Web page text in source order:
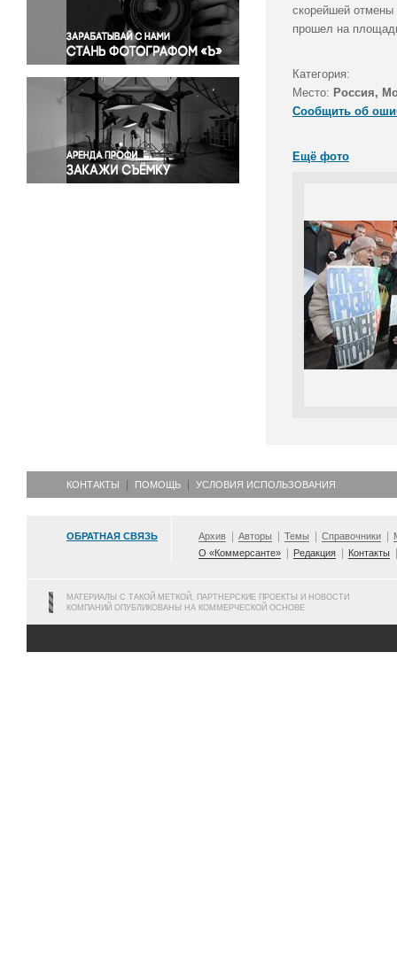
Правосудие
Происшествия и конфликты
Религия
Светская жизнь
Спорт
Экология
Экономика и бизнес
скорейшей отмены
прошел на
Категория:
Место: Россия,
Сообщить об
Ещё фото
КОНТАКТЫ ПОМОЩЬ УСЛОВИЯ ИСПОЛЬЗОВАНИЯ
ОБРАТНАЯ СВЯЗЬ Архив Авторы Темы Справочники
О «Коммерсанте»
Редакция Контакты
МАТЕРИАЛЫ С ТАКОЙ МЕТКОЙ, ПАРТНЕРСКИЕ ПРОЕКТЫ И НОВОСТИ
КОМПАНИЙ ОПУБЛИКОВАНЫ НА КОММЕРЧЕСКОЙ ОСНОВЕ